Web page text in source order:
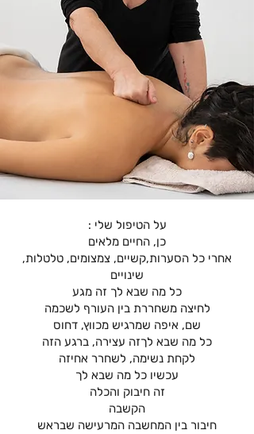
על הטיפול שלי :
כן, החיים מלאים
אחרי כל הסערות,קשיים, צמצומים, טלטלות,
שינויים
כל מה שבא לך זה מגע
לחיצה משחררת בין העורף לשכמה
שם, איפה שמרגיש מכווץ, דחוס
כל מה שבא לךזה עצירה, ברגע הזה
לקחת נשימה, לשחרר אחיזה
עכשיו כל מה שבא לך
זה חיבוק והכלה
הקשבה
חיבור בין המחשבה המרעישה שבראש